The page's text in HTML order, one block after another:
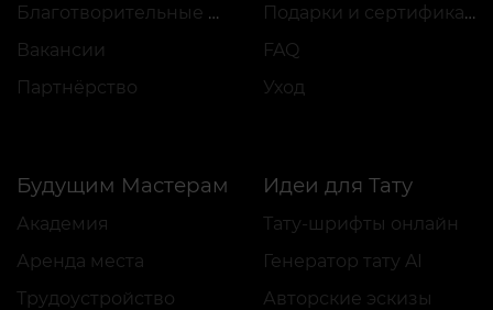
Благотворительные проекты
Вакансии
Партнёрство
Подарки и сертификаты
FAQ
Уход
Будущим Мастерам
Академия
Аренда места
Трудоустройство
Идеи для Тату
Тату-шрифты онлайн
Генератор тату AI
Авторские эскизы